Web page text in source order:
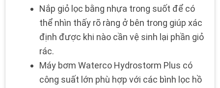
Nắp giỏ lọc bằng nhựa trong suốt để có
thể nhìn thấy rõ ràng ở bên trong giúp xác
định được khi nào cần vệ sinh lại phần giỏ
rác.
Máy bơm Waterco Hydrostorm Plus có
công suất lớn phù hợp với các bình lọc hồ